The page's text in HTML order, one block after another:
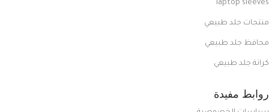
laptop sleeves
منتجات جلد طبيعي
محافظ جلد طبيعي
كراتة جلد طبيعي
روابط مفيدة